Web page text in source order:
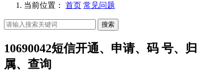
当前位置： 首页 常见问题
搜索
10690042短信开通、申请、码 号、归
属、查询